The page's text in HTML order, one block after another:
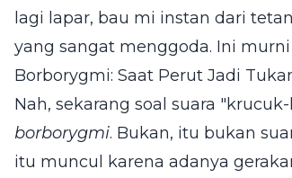
lagi lapar, bau mi instan dari
yang sangat menggoda. Ini
Borborygmi: Saat Perut Jadi
Nah, sekarang soal suara
borborygmi. Bukan, itu bukan
itu muncul karena adanya